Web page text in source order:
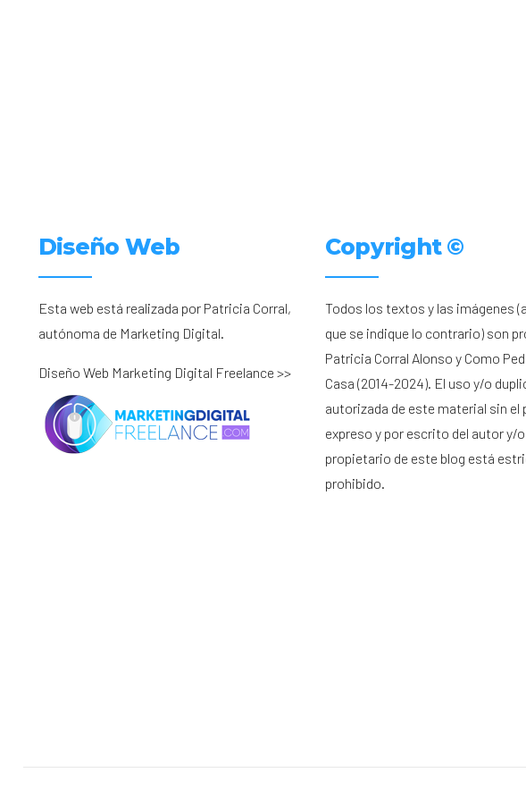
Diseño Web
Esta web está realizada por Patricia Corral,
autónoma de Marketing Digital.
Diseño Web Marketing Digital Freelance >>
Copyright ©
Todos los textos y las imágenes
que se indique lo contrario) son
Patricia Corral Alonso y Como
Casa (2014-2024). El uso y/o
autorizada de este material sin el
expreso y por escrito del autor y/o
propietario de este blog está
prohibido.